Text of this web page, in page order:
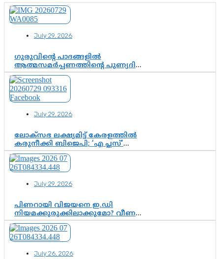
July 29, 2026
ഗുരുവിന്റെ പാദങ്ങളിൽ
ആത്മസമർപ്പണത്തിന്റെ പുണ്യദിനം;
മാതാ അമൃതാനന്ദമയി മഠത്തിൽ
ഭക്തിസാന്ദ്രമായി ഗുരുപൂർണിമ
ആഘോഷം
July 29, 2026
ലോക്സഭ ലക്ഷ്യമിട്ട് കേരളത്തിൽ
കരുനീക്കി ബിജെപി; ‘എ പ്ലസ്’
മണ്ഡലങ്ങളിൽ പ്രമുഖരെ ഇറക്കി
കേന്ദ്രനേതൃത്വം, തിരുവനന്തപുരത്ത്
രാജീവ് ചന്ദ്രശേഖർ, ആറ്റിങ്ങലിൽ
ശോഭാ സുരേന്ദ്രൻ..
July 29, 2026
പിണറായി വിജയനെ ഇ.ഡി
നിയമക്കുരുക്കിലാക്കുമോ? വീണ
വിജയൻ മാപ്പുസാക്ഷിയാകുമോ?
കർത്തയുടെ മൊഴി നിർണായക
വഴിത്തിരിവാകുമോ?
July 26, 2026